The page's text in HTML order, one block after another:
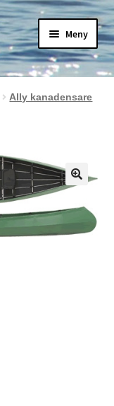
Meny
Ally kanadensare